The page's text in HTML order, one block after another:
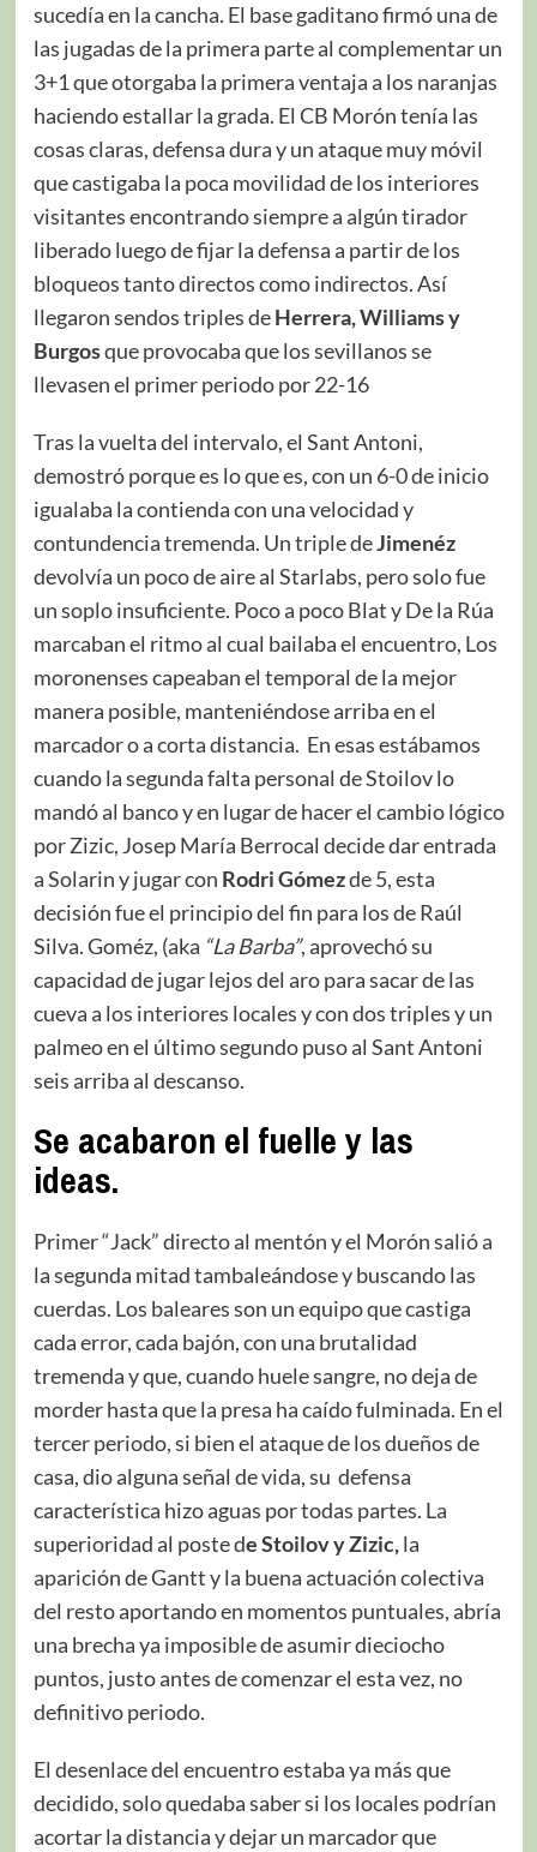
sucedía en la cancha. El base gaditano firmó una de
las jugadas de la primera parte al complementar un
3+1 que otorgaba la primera ventaja a los naranjas
haciendo estallar la grada. El CB Morón tenía las
cosas claras, defensa dura y un ataque muy móvil
que castigaba la poca movilidad de los interiores
visitantes encontrando siempre a algún tirador
liberado luego de fijar la defensa a partir de los
bloqueos tanto directos como indirectos. Así
llegaron sendos triples deHerrera, Williams y
Burgosque provocaba que los sevillanos se
llevasen el primer periodo por 22-16
Tras la vuelta del intervalo, el Sant Antoni,
demostró porque es lo que es, con un 6-0 de inicio
igualaba la contienda con una velocidad y
contundencia tremenda. Un triple deJimenéz
devolvía un poco de aire al Starlabs, pero solo fue
un soplo insuficiente. Poco a poco Blat y De la Rúa
marcaban el ritmo al cual bailaba el encuentro, Los
moronenses capeaban el temporal de la mejor
manera posible, manteniéndose arriba en el
marcador o a corta distancia. En esas estábamos
cuando la segunda falta personal de Stoilov lo
mandó al banco y en lugar de hacer el cambio lógico
por Zizic, Josep María Berrocal decide dar entrada
a Solarin y jugar con Rodri Gómezde 5, esta
decisión fue el principio del fin para los de Raúl
Silva. Goméz, (aka “La Barba”, aprovechó su
capacidad de jugar lejos del aro para sacar de las
cueva a los interiores locales y con dos triples y un
palmeo en el último segundo puso al Sant Antoni
seis arriba al descanso.
Se acabaron el fuelle y las
ideas.
Primer “Jack” directo al mentón y el Morón salió a
la segunda mitad tambaleándose y buscando las
cuerdas. Los baleares son un equipo que castiga
cada error, cada bajón, con una brutalidad
tremenda y que, cuando huele sangre, no deja de
morder hasta que la presa ha caído fulminada. En el
tercer periodo, si bien el ataque de los dueños de
casa, dio alguna señal de vida, su defensa
característica hizo aguas por todas partes. La
superioridad al poste de Stoilov y Zizic,la
aparición de Gantt y la buena actuación colectiva
del resto aportando en momentos puntuales, abría
una brecha ya imposible de asumir dieciocho
puntos, justo antes de comenzar el esta vez, no
definitivo periodo.
El desenlace del encuentro estaba ya más que
decidido, solo quedaba saber si los locales podrían
acortar la distancia y dejar un marcador que